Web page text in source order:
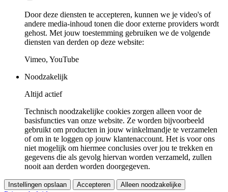
Door deze diensten te accepteren, kunnen we je video's of
andere media-inhoud tonen die door externe providers wordt
gehost. Met jouw toestemming gebruiken we de volgende
diensten van derden op deze website:
Vimeo, YouTube
Noodzakelijk
Altijd actief
Technisch noodzakelijke cookies zorgen alleen voor de
basisfuncties van onze website. Ze worden bijvoorbeeld
gebruikt om producten in jouw winkelmandje te verzamelen
of om in te loggen op jouw klantenaccount. Het is voor ons
niet mogelijk om hiermee conclusies over jou te trekken en
gegevens die als gevolg hiervan worden verzameld, zullen
nooit aan derden worden doorgegeven.
Instellingen opslaan Accepteren Alleen noodzakelijke